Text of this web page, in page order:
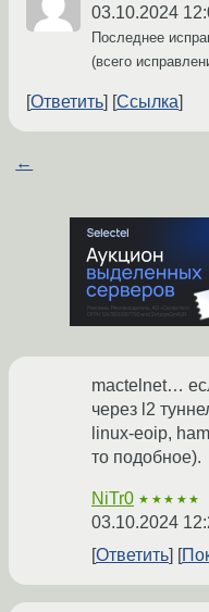
03.10.2024
Последнее
(всего
Ответить Ссылка
←
mactelnet…
через l2
linux-eoip,
то подобное).
NiTr0 ★★★★★
03.10.2024
Ответить